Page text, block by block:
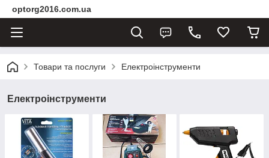
optorg2016.com.ua
Товари та послуги Електроінструменти
Електроінструменти